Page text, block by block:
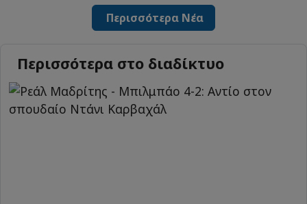
Περισσότερα Νέα
Περισσότερα στο διαδίκτυο